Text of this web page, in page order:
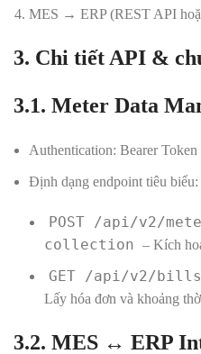
MES → ERP (REST API
3. Chi tiết API &
3.1. Meter Data
Authentication: Bearer Token
Định dạng endpoint tiêu biểu:
POST /api/v2/
collection – Kích
GET /api/v2/
Lấy hóa đơn và khoảng
3.2. MES ↔ ERP